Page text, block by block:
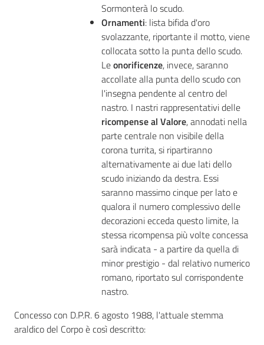
Sormonterà lo scudo.
Ornamenti: lista bifida d'oro
svolazzante, riportante il motto, viene
collocata sotto la punta dello scudo.
Leonorificenze, invece, saranno
accollate alla punta dello scudo con
l'insegna pendente al centro del
nastro. I nastri rappresentativi delle
ricompense al Valore, annodati nella
parte centrale non visibile della
corona turrita, si ripartiranno
alternativamente ai due lati dello
scudo iniziando da destra. Essi
saranno massimo cinque per lato e
qualora il numero complessivo delle
decorazioni ecceda questo limite, la
stessa ricompensa più volte concessa
sarà indicata - a partire da quella di
minor prestigio - dal relativo numerico
romano, riportato sul corrispondente
nastro.
Concesso con D.P.R. 6 agosto 1988, l'attuale stemma
araldico del Corpo è così descritto: